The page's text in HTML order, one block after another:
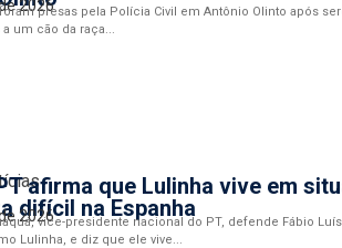
2026presas pela Polícia Civil em Antônio Olinto após
um cão da raça...
afirma que Lulinha vive em
difícil na Espanha
2026vice-presidente nacional do PT, defende Fábio Luís
Lulinha, e diz que ele vive...